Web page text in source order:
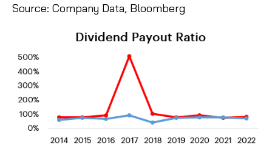
Source: Company Data, Bloomberg